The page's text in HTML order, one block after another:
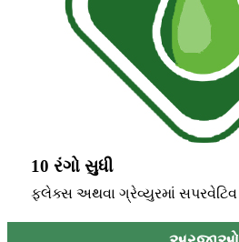
10 રંગો સુધી
ફ્લેક્સ અથવા ગ્રેવ્યુરમાં